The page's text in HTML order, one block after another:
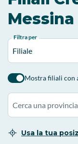
Messina
Filtra per
Filiale
Mostra filiali con
Usa la tua